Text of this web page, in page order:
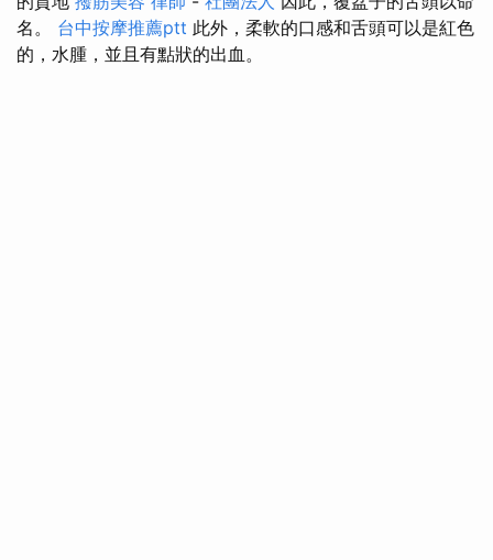
名。 台中按摩推薦ptt 此外，柔軟的口感和舌頭可以是紅色
的，水腫，並且有點狀的出血。